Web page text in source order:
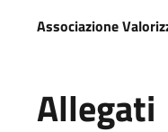
Associazione
Allegati